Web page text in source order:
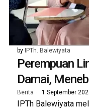
by IPTh. Balewiyata
Perempuan
Damai,
Berita 1 September
IPTh Balewiyata